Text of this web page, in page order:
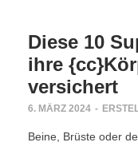
Diese 10
ihre
versichert
6. MÄRZ 2024 -
Beine, Brüste oder